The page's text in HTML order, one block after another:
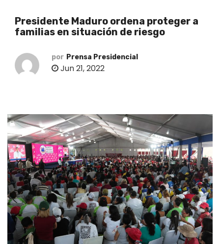
Presidente Maduro ordena proteger a
familias en situación de riesgo
por Prensa Presidencial
Jun 21, 2022